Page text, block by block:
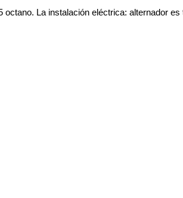
octano. La instalación eléctrica: alternador